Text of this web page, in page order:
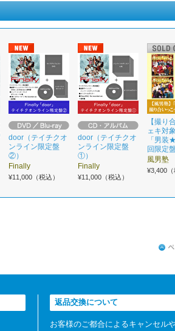
door（テイチクオ
ンライン限定盤
②）
Finally
¥11,000（税込）
door（テイチクオ
ンライン限定盤
①）
Finally
¥11,000（税込）
【撮り
ェキ対
「男装
回限定
風男塾
¥3,400（
返品交換について
お客様のご都合によるキャンセル